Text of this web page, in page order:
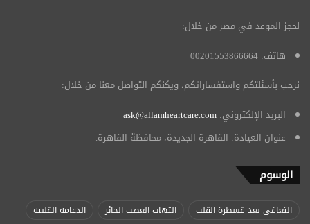
لحجز الموعد في مصر من خلال:
هاتف: 00201553866664
نرحب بأسئلتكم واستفساراتكم، ويكنكم التواصل معنا من خلال:
البريد الإلكتروني: ask@allamheartcare.com
عنوان العيادة: القاهرة الجديدة، محافظة القاهرة.
الوسوم
التعافي بعد قسطرة القلب التهاب العصب الحائر
الدعامة القلبية